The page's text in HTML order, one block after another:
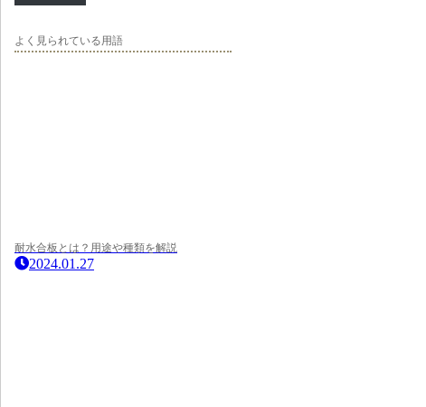
よく見られている用語
耐水合板とは？用途や種類を解説
2024.01.27